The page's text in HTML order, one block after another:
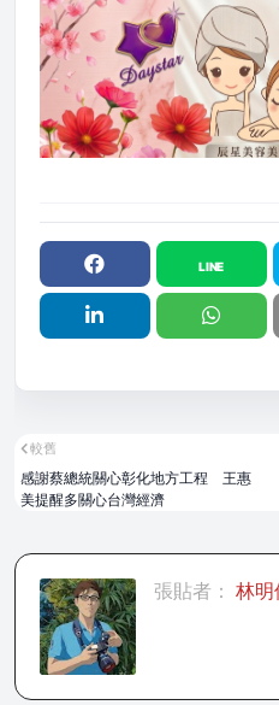
較舊
感謝蔡總統關心彰化地方工程 王惠
美提醒多關心台灣經濟
張貼者： 林明